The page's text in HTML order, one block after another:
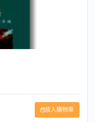
放入購物車